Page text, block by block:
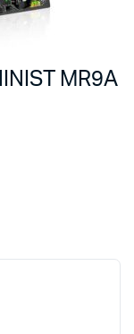
MR9A